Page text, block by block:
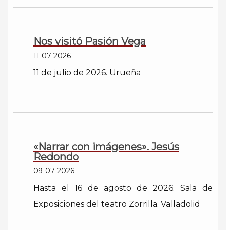
Nos visitó Pasión Vega
11-07-2026
11 de julio de 2026. Urueña
«Narrar con imágenes». Jesús
Redondo
09-07-2026
Hasta el 16 de agosto de 2026. Sala de
Exposiciones del teatro Zorrilla. Valladolid